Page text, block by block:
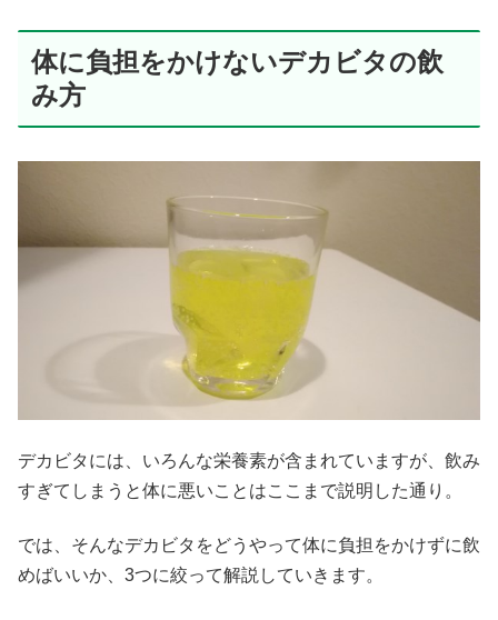
体に負担をかけないデカビタの飲
み方
デカビタには、いろんな栄養素が含まれていますが、飲み
すぎてしまうと体に悪いことはここまで説明した通り。
では、そんなデカビタをどうやって体に負担をかけずに飲
めばいいか、3つに絞って解説していきます。